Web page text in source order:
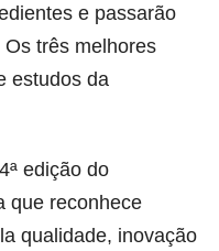
e passarão
três melhores
estudos da
edição do
que reconhece
qualidade, inovação